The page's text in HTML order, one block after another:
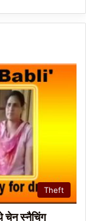
Theft
चेन स्नैचिंग